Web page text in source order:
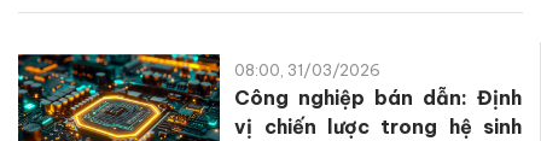
08:00, 31/03/2026
Công nghiệp bán dẫn: Định
vị chiến lược trong hệ sinh